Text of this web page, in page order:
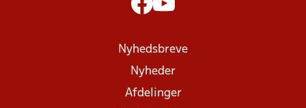
Nyhedsbreve
Nyheder
Afdelinger